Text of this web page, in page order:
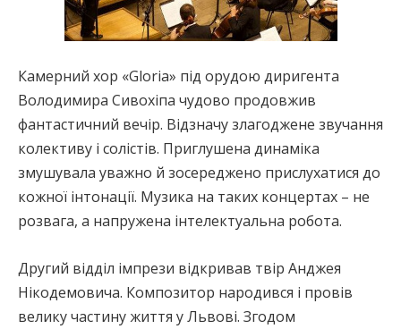
Камерний хор «Gloria» під орудою диригента
Володимира Сивохіпа чудово продовжив
фантастичний вечір. Відзначу злагоджене звучання
колективу і солістів. Приглушена динаміка
змушувала уважно й зосереджено прислухатися до
кожної інтонації. Музика на таких концертах – не
розвага, а напружена інтелектуальна робота.
Другий відділ імпрези відкривав твір Анджея
Нікодемовича. Композитор народився і провів
велику частину життя у Львові. Згодом